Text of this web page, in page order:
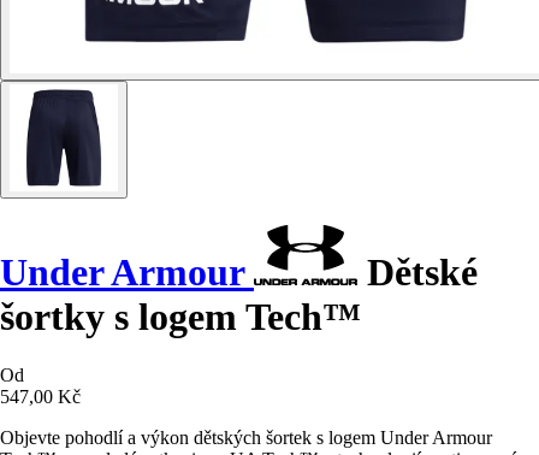
Under Armour
Dětské
šortky s logem Tech™
Od
547,00 Kč
Objevte pohodlí a výkon dětských šortek s logem Under Armour